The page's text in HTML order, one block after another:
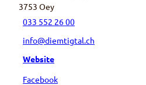
3753 Oey
033 552 26 00
info@diemtigtal.ch
Website
Facebook